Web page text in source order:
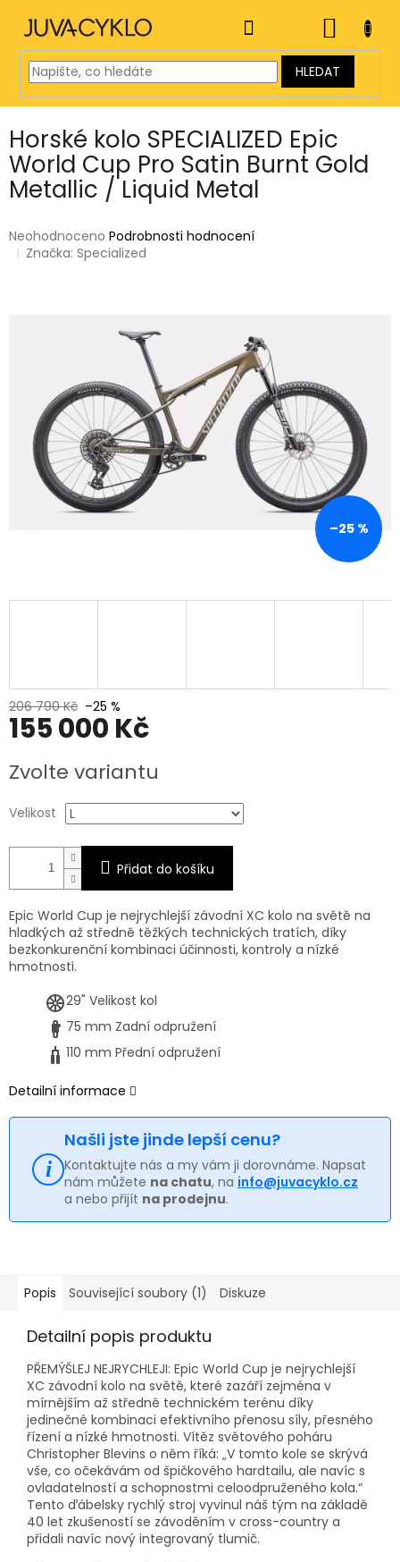
obsah
HLEDAT
KOŠÍK
Horské kolo SPECIALIZED Epic
World Cup Pro Satin Burnt Gold
Metallic / Liquid Metal
Průměrné
hodnocení
Neohodnoceno Podrobnosti hodnocení
Značka:Specialized
–25 %
206 790 Kč –25 %
155 000 Kč
cena:
Zvolte variantu
Velikost
Přidat do košíku
Epic World Cup je nejrychlejší závodní XC kolo na světě na
hladkých až středně těžkých technických tratích, díky
bezkonkurenční kombinaci účinnosti, kontroly a nízké
hmotnosti.
29" Velikost kol
75 mm Zadní odpružení
110 mm Přední odpružení
Detailní informace
Našli jste jinde lepší cenu?
Kontaktujte nás a my vám ji dorovnáme. Napsat
nám můžete na chatu, na info@juvacyklo.cz
a nebo přijít na prodejnu.
Popis Související soubory (1) Diskuze
Detailní popis produktu
PŘEMÝŠLEJ NEJRYCHLEJI: Epic World Cup je nejrychlejší
XC závodní kolo na světě, které zazáří zejména v
mírnějším až středně technickém terénu díky
jedinečné kombinaci efektivního přenosu síly, přesného
řízení a nízké hmotnosti. Vítěz světového poháru
Christopher Blevins o něm říká: „V tomto kole se skrývá
vše, co očekávám od špičkového hardtailu, ale navíc s
ovladatelností a schopnostmi celoodpruženého kola.“
Tento ďábelsky rychlý stroj vyvinul náš tým na základě
40 let zkušeností se závoděním v cross-country a
přidali navíc nový integrovaný tlumič.